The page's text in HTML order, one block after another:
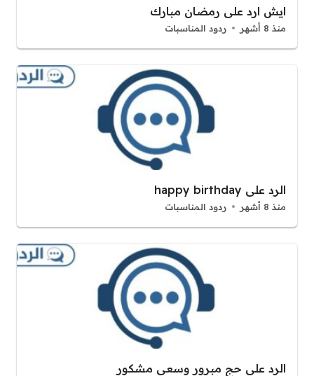
ايش ارد على رمضان مبارك
منذ 8 أشهر ردود المناسبات
الرد على happy birthday
منذ 8 أشهر ردود المناسبات
الرد على حج مبرور وسعي مشكور